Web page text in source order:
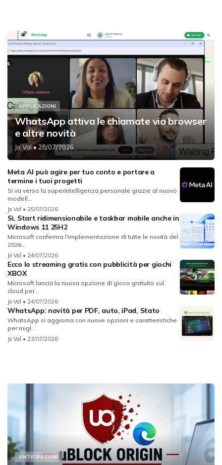
APPLICAZIONI
WhatsApp attiva le chiamate via browser
e altre novità
Jo Val• 28/07/2026
Meta AI può agire per tuo conto e portare a
termine i tuoi progetti
Si va verso la superintelligenza personale grazie al nuovo
modell...
Jo Val • 25/07/2026
Sì, Start ridimensionabile e taskbar mobile anche in
Windows 11 25H2
Microsoft conferma l'implementazione di tutte le novità del
2026...
Jo Val • 24/07/2026
Ecco lo streaming gratis con pubblicità per giochi
XBOX
Microsoft lancia la nuova opzione di gioco gratuito sul
cloud per...
Jo Val • 24/07/2026
WhatsApp: novità per PDF, auto, iPad, Stato
WhatsApp si aggiorna con nuove opzioni e caratteristiche
per migl...
Jo Val • 23/07/2026
ANTICIPAZIONI